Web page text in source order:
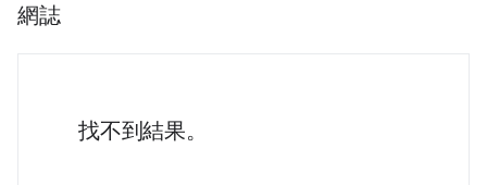
網誌
找不到結果。